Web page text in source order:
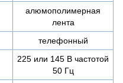
алюмополимерная
лента
телефонный
225 или 145 В частотой
50 Гц